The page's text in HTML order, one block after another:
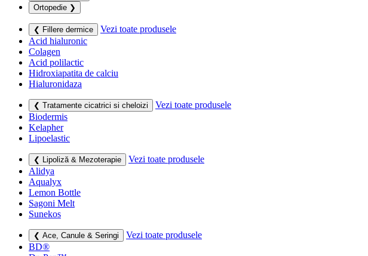
Ortopedie ❯
❮ Fillere dermice
Vezi toate produsele
Acid hialuronic
Colagen
Acid polilactic
Hidroxiapatita de calciu
Hialuronidaza
❮ Tratamente cicatrici si cheloizi
Vezi toate produsele
Biodermis
Kelapher
Lipoelastic
❮ Lipoliză & Mezoterapie
Vezi toate produsele
Alidya
Aqualyx
Lemon Bottle
Sagoni Melt
Sunekos
❮ Ace, Canule & Seringi
Vezi toate produsele
BD®